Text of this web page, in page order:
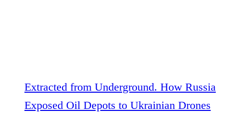
Extracted from Underground. How Russia
Exposed Oil Depots to Ukrainian Drones